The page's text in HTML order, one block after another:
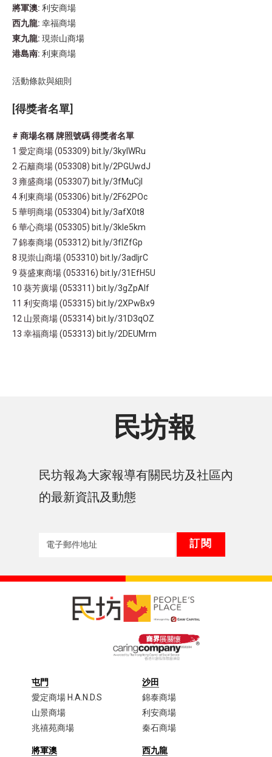
將軍澳: 利安商場
西九龍: 幸福商場
東九龍: 現崇山商場​
港島南: 利東商場
活動條款與細則
[得獎者名單]
# 商場名稱 牌照號碼 得獎者名單
1 愛定商場 (053309) bit.ly/3kylWRu
2 石籬商場 (053308) bit.ly/2PGUwdJ
3 雍盛商場 (053307) bit.ly/3fMuCjl
4 利東商場 (053306) bit.ly/2F62POc
5 華明商場 (053304) bit.ly/3afX0t8
6 華心商場 (053305) bit.ly/3kIe5km
7 錦泰商場 (053312) bit.ly/3fIZfGp
8 現崇山商場​ (053310) bit.ly/3adljrC
9 葵盛東商場 (053316) bit.ly/31EfH5U
10 葵芳廣場 (053311) bit.ly/3gZpAlf
11 利安商場 (053315) bit.ly/2XPwBx9
12 山景商場 (053314) bit.ly/31D3qOZ
13 幸福商場 (053313) bit.ly/2DEUMrm
民坊報
民坊報為大家報導有關民坊及社區內
的最新資訊及動態
屯門
愛定商場 H.A.N.D.S
山景商場
兆禧苑商場
沙田
錦泰商場
利安商場
秦石商場
將軍澳
西九龍